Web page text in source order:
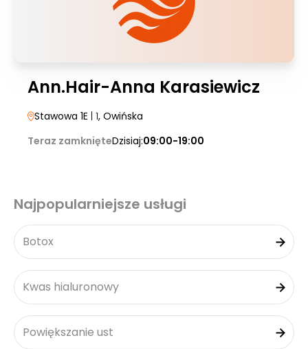
Ann.Hair-Anna Karasiewicz
Stawowa 1E | 1, Owińska
Teraz zamknięteDzisiaj:09:00-19:00
Najpopularniejsze usługi
Botox
Kwas hialuronowy
Powiększanie ust